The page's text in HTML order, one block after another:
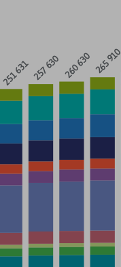
251 631 265 910
257 630 260 630